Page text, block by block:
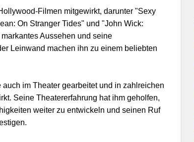
Filmen mitgewirkt, darunter "Sexy
On Stranger Tides" und "John Wick:
Aussehen und seine
Leinwand machen ihn zu einem beliebten
im Theater gearbeitet und in zahlreichen
Seine Theatererfahrung hat ihm geholfen,
weiter zu entwickeln und seinen Ruf